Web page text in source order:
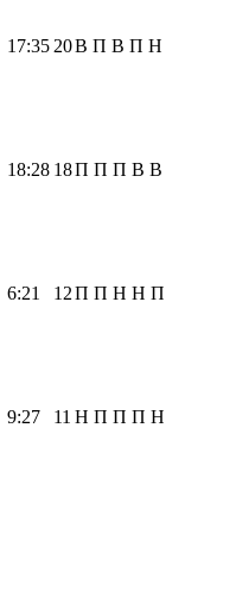
17:35 20В П В П Н
18:28 18П П П В В
6:21 12П П Н Н П
9:27 11 Н П П П Н